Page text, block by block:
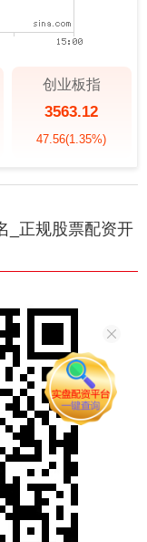
创业板指
3563.12
47.56(1.35%)
_正规股票配资开